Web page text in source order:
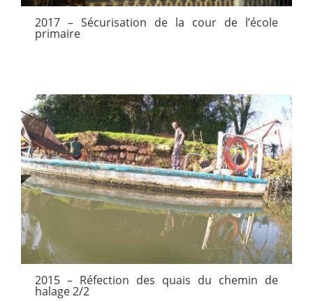
2017 – Sécurisation de la cour de l’école
primaire
2015 – Réfection des quais du chemin de
halage 2/2